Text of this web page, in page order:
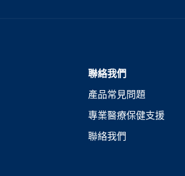
聯絡我們
產品常見問題
專業醫療保健支援
聯絡我們